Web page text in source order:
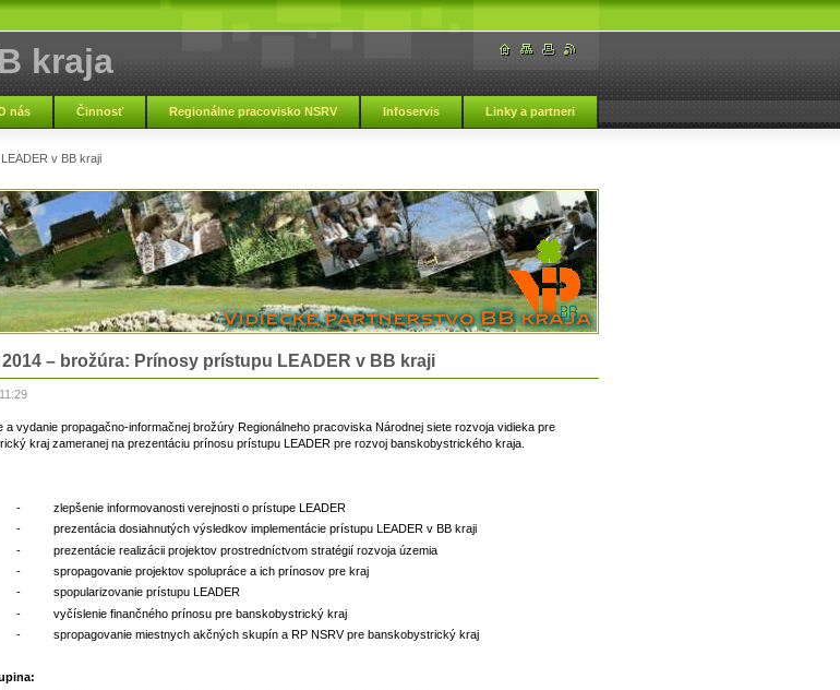
kraja
nás Činnosť Regionálne pracovisko NSRV Infoservis Linky a partneri
v BB kraji
– brožúra: Prínosy prístupu LEADER v BB kraji
a vydanie propagačno-informačnej brožúry Regionálneho pracoviska Národnej siete rozvoja vidieka pre
kraj zameranej na prezentáciu prínosu prístupu LEADER pre rozvoj banskobystrického kraja.
- zlepšenie informovanosti verejnosti o prístupe LEADER
- prezentácia dosiahnutých výsledkov implementácie prístupu LEADER v BB kraji
- prezentácie realizácii projektov prostredníctvom stratégií rozvoja územia
- spropagovanie projektov spolupráce a ich prínosov pre kraj
- spopularizovanie prístupu LEADER
- vyčíslenie finančného prínosu pre banskobystrický kraj
- spropagovanie miestnych akčných skupín a RP NSRV pre banskobystrický kraj